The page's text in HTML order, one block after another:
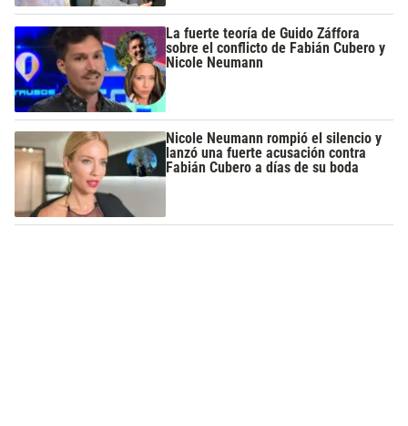
La fuerte teoría de Guido Záffora
sobre el conflicto de Fabián Cubero y
Nicole Neumann
Nicole Neumann rompió el silencio y
lanzó una fuerte acusación contra
Fabián Cubero a días de su boda